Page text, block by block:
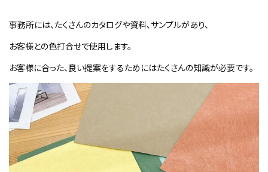
事務所には、たくさんのカタログや資料、サンプルがあり、
お客様との色打合せで使用します。
お客様に合った、良い提案をするためにはたくさんの知識が必要です。